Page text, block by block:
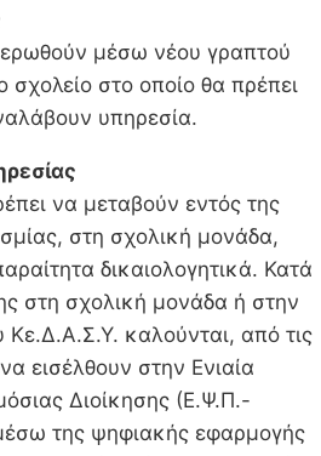
μέσω νέου γραπτού
σχολείο στο οποίο θα πρέπει
υπηρεσία.
να μεταβούν εντός της
στη σχολική μονάδα,
δικαιολογητικά. Κατά
στη σχολική μονάδα ή στην
Κε.Δ.Α.Σ.Υ. καλούνται, από τις
εισέλθουν στην Ενιαία
Διοίκησης (Ε.Ψ.Π.-
της ψηφιακής εφαρμογής